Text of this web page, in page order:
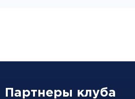
Партнеры клуба